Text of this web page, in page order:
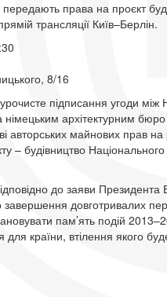
передають права на проєкт
трансляції Київ–Берлін.
8/16
підписання угоди
німецьким архітектурним
авторських майнових прав на
– будівництво
до заяви
завершення довготривалих
пам’ять подій
країни, втілення якого